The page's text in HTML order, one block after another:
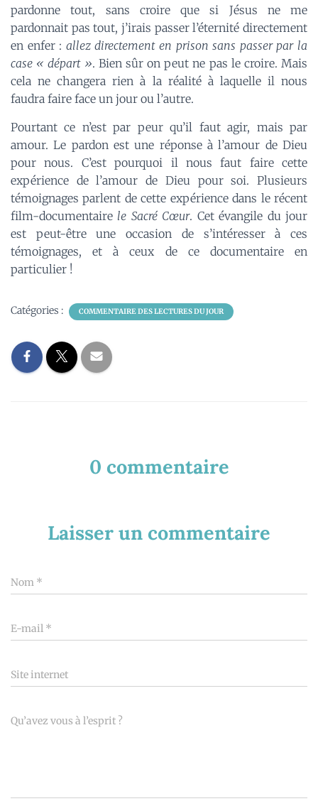
pardonne tout, sans croire que si Jésus ne me
pardonnait pas tout, j’irais passer l’éternité directement
en enfer : allez directement en prison sans passer par la
case « départ ». Bien sûr on peut ne pas le croire. Mais
cela ne changera rien à la réalité à laquelle il nous
faudra faire face un jour ou l’autre.
Pourtant ce n’est par peur qu’il faut agir, mais par
amour. Le pardon est une réponse à l’amour de Dieu
pour nous. C’est pourquoi il nous faut faire cette
expérience de l’amour de Dieu pour soi. Plusieurs
témoignages parlent de cette expérience dans le récent
film-documentaire le Sacré Cœur. Cet évangile du jour
est peut-être une occasion de s’intéresser à ces
témoignages, et à ceux de ce documentaire en
particulier !
Catégories : COMMENTAIRE DES LECTURES DU JOUR
0 commentaire
Laisser un commentaire
Nom *
E-mail *
Site internet
Qu’avez vous à l’esprit ?